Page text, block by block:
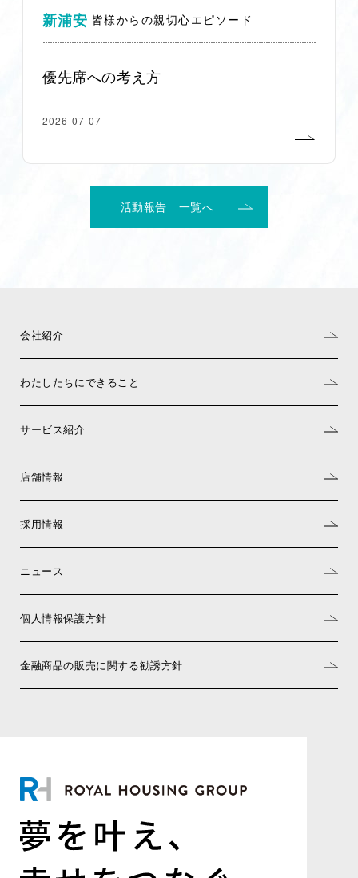
新浦安 皆様からの親切心エピソード
優先席への考え方
2026-07-07
活動報告 一覧へ
会社紹介
わたしたちにできること
サービス紹介
店舗情報
採用情報
ニュース
個人情報保護方針
金融商品の販売に関する勧誘方針